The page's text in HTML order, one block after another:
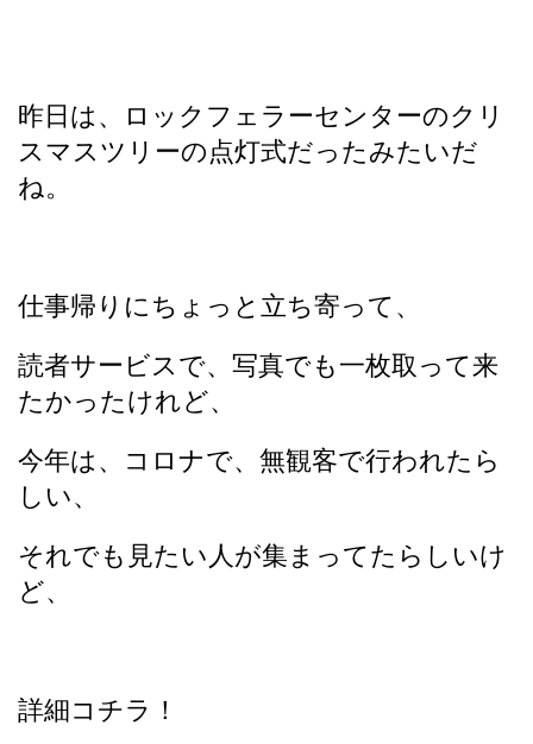
昨日は、ロックフェラーセンターのクリ
スマスツリーの点灯式だったみたいだ
ね。
仕事帰りにちょっと立ち寄って、
読者サービスで、写真でも一枚取って来
たかったけれど、
今年は、コロナで、無観客で行われたら
しい、
それでも見たい人が集まってたらしいけ
ど、
詳細コチラ！